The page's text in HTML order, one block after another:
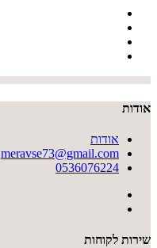
אודות
אודות
meravse73@gmail.com
0536076224
שירות לקוחות